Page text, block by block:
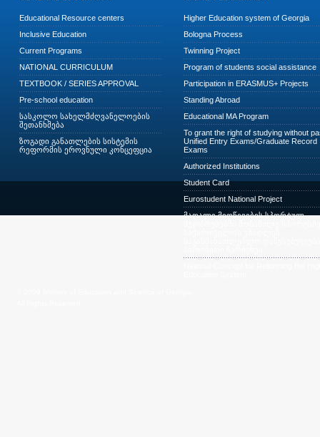
Educational Resource centers
Inclusive Education
Current Programs
NATIONAL CURRICULUM
TEXTBOOK / SERIES APPROVAL
Pre-school education
სასკოლო სახელმძღვანელოების
შეთანხმება
ზოგადი განათლების სისტემის
რეფორმის ეროვნული კონცეფცია
Higher Education system of Georgia
Bologna Process
Twinning Project
Program of students social assistance
Participation in ERASMUS+ Projects
Standing Abroad
Educational MA Program
To grant the right of studying without
Unified Entry Exams/Graduate Record
Exams
Authorized Institutions
Student Card
Eurostudent National Project
მაღალი მიღწევების სპორტულ